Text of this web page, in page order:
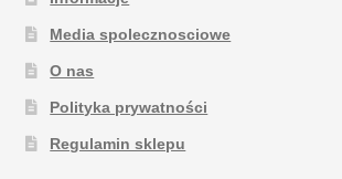
Media spolecznosciowe
O nas
Polityka prywatności
Regulamin sklepu